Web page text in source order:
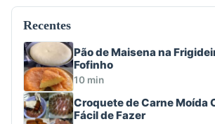
Recentes
Pão de Maisena na
Fofinho
10 min
Croquete de Carne Moída
Fácil de Fazer